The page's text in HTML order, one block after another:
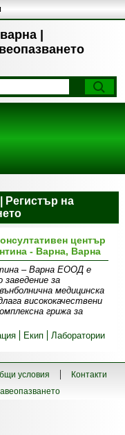
|
Регистър на
център
- Варна, Варна
– Варна ЕООД е
заведение за
медицинска
висококачествени
грижа за
Екип Лаборатории
условия
Контакти